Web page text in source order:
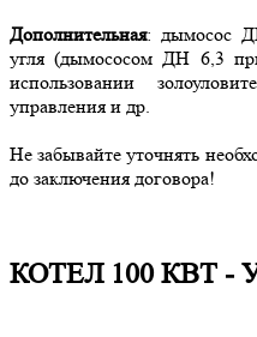
Дополнительная: дымосос
угля (дымососом ДН 6,3
использовании
управления и др.
Не забывайте уточнять
до заключения договора!
КОТЕЛ 100 КВТ -